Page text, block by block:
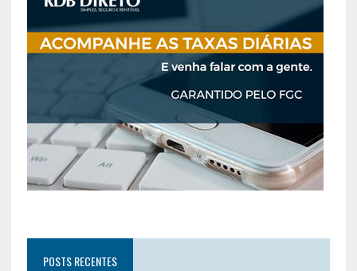
POSTS RECENTES